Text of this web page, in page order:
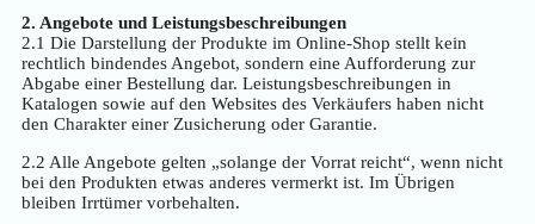
2. Angebote und Leistungsbeschreibungen
2.1 Die Darstellung der Produkte im Online-Shop stellt kein
rechtlich bindendes Angebot, sondern eine Aufforderung zur
Abgabe einer Bestellung dar. Leistungsbeschreibungen in
Katalogen sowie auf den Websites des Verkäufers haben nicht
den Charakter einer Zusicherung oder Garantie.
2.2 Alle Angebote gelten „solange der Vorrat reicht“, wenn nicht
bei den Produkten etwas anderes vermerkt ist. Im Übrigen
bleiben Irrtümer vorbehalten.